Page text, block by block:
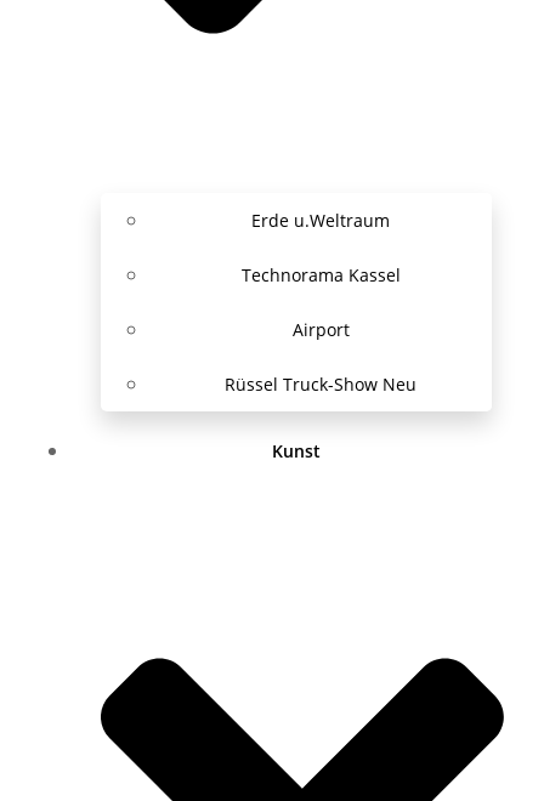
Erde u.Weltraum
Technorama Kassel
Airport
Rüssel Truck-Show Neu
Kunst